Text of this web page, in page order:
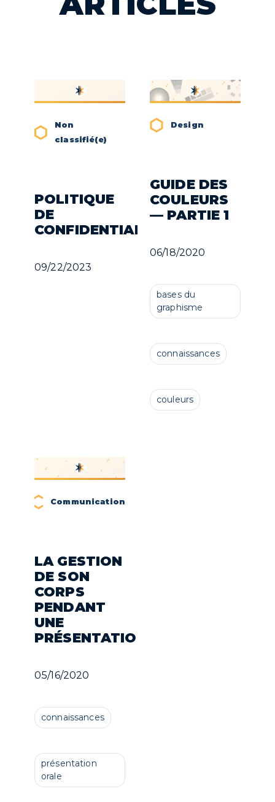
Non
classifié(e)
POLITIQUE
DE
CONFIDENTIALITÉ
09/22/2023
Design
GUIDE DES
COULEURS
— PARTIE 1
06/18/2020
bases du
graphisme
connaissances
couleurs
Communication
LA GESTION
DE SON
CORPS
PENDANT
UNE
PRÉSENTATION
05/16/2020
connaissances
présentation
orale